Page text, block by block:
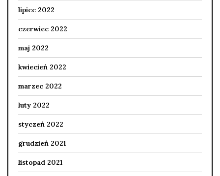
lipiec 2022
czerwiec 2022
maj 2022
kwiecień 2022
marzec 2022
luty 2022
styczeń 2022
grudzień 2021
listopad 2021